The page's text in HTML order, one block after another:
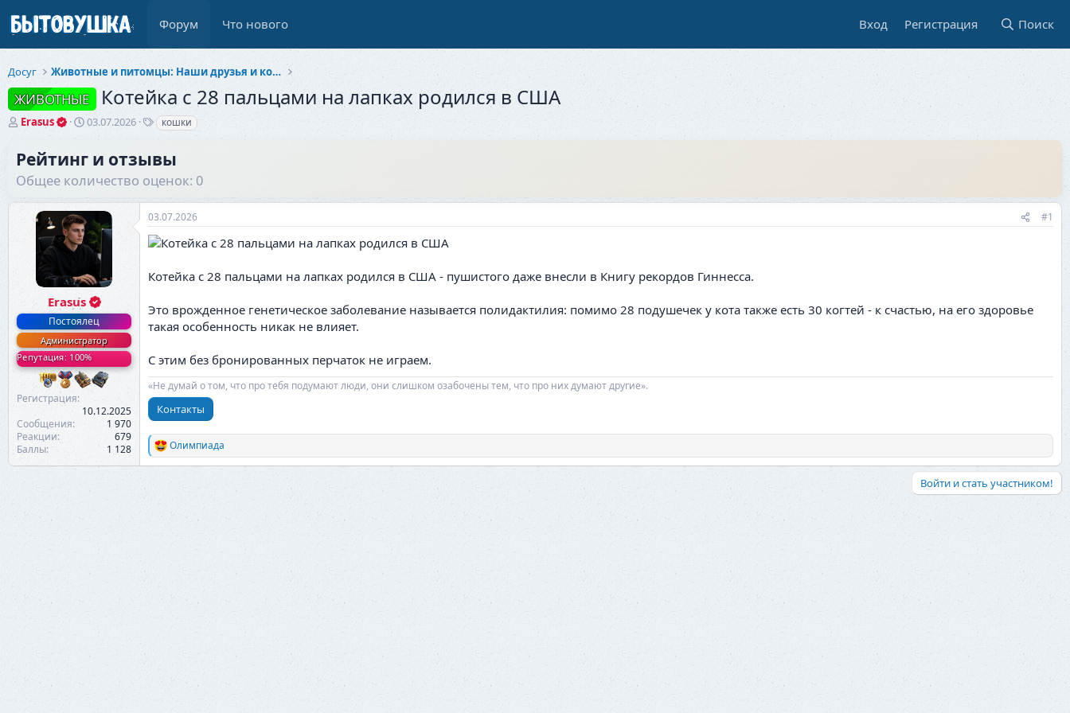
Форум Что нового Вход Регистрация Поиск
Досуг Животные и питомцы: Наши друзья и компаньоны
ЖИВОТНЫЕ Котейка с 28 пальцами на лапках родился в США
А
о
р
е
Erasus
Д
н
ч
а
л
а
03.07.2026
Т
и
кошки
Рейтинг и отзывы
Общее количество оценок: 0
Erasus
Постоялец
Администратор
Репутация: 100%
Регистрация
10.12.2025
Сообщения
1 970
Реакции
679
Баллы
1 128
03.07.2026 #1
Котейка с 28 пальцами на лапках родился в США - пушистого даже внесли в Книгу рекордов Гиннесса.
Это врожденное генетическое заболевание называется полидактилия: помимо 28 подушечек у кота также есть 30 когтей - к счастью, на его здоровье
такая особенность никак не влияет.
С этим без бронированных перчаток не играем.
«Не думай о том, что про тебя подумают люди, они слишком озабочены тем, что про них думают другие».
Контакты
Р
е
Олимпиада
Войти и стать участником!